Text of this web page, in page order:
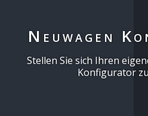
Neuwagen
Stellen Sie sich Ihren
Konfigurator